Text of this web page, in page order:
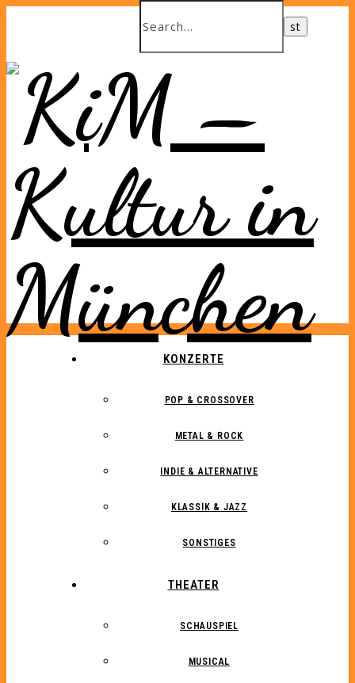
KONZERTE
POP & CROSSOVER
METAL & ROCK
INDIE & ALTERNATIVE
KLASSIK & JAZZ
SONSTIGES
THEATER
SCHAUSPIEL
MUSICAL